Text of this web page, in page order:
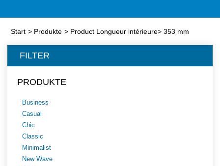
Start > Produkte > Product Longueur intérieure> 353 mm
FILTER
PRODUKTE
Business
Casual
Chic
Classic
Minimalist
New Wave